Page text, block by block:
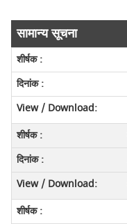
सामान्य सूचना